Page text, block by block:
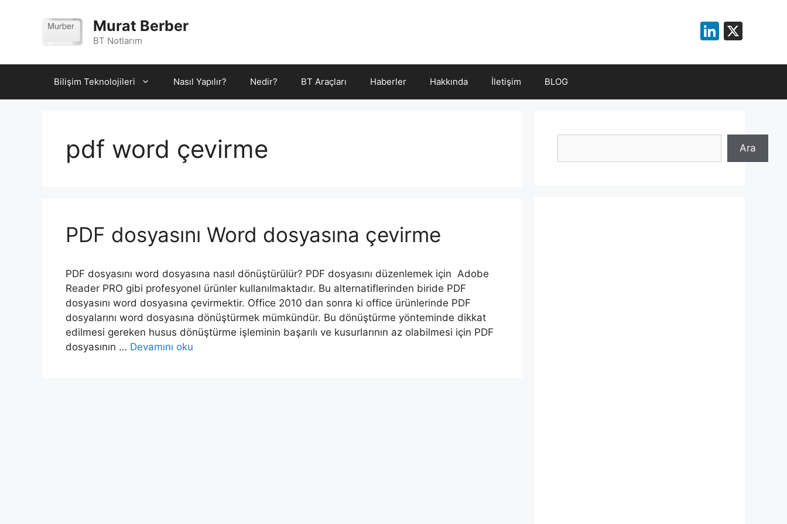
Murat Berber
BT Notlarım
Bilişim Teknolojileri Nasıl Yapılır? Nedir? BT Araçları Haberler Hakkında İletişim BLOG
pdf word çevirme
PDF dosyasını Word dosyasına çevirme
PDF dosyasını word dosyasına nasıl dönüştürülür? PDF dosyasını düzenlemek için Adobe
Reader PRO gibi profesyonel ürünler kullanılmaktadır. Bu alternatiflerinden biride PDF
dosyasını word dosyasına çevirmektir. Office 2010 dan sonra ki office ürünlerinde PDF
dosyalarını word dosyasına dönüştürmek mümkündür. Bu dönüştürme yönteminde dikkat
edilmesi gereken husus dönüştürme işleminin başarılı ve kusurlarının az olabilmesi için PDF
dosyasının … Devamını oku
Ara